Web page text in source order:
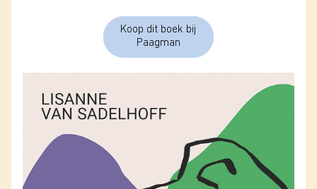
Koop dit boek bij
Paagman